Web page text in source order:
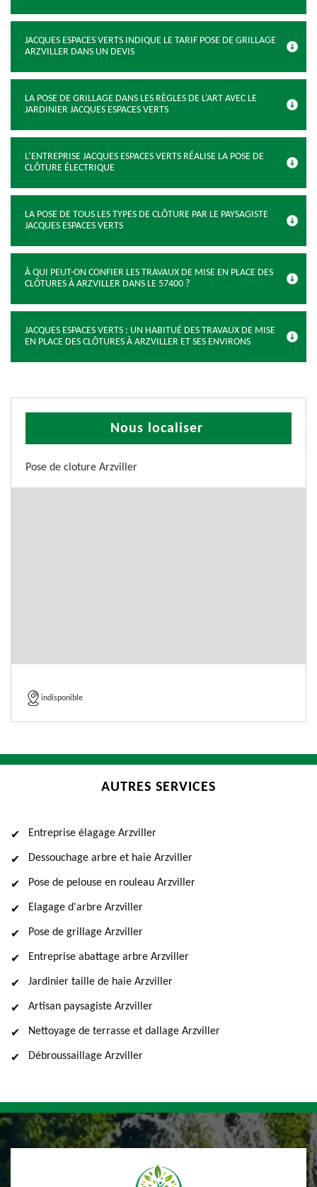
JACQUES ESPACES VERTS INDIQUE LE TARIF POSE DE GRILLAGE
ARZVILLER DANS UN DEVIS
LA POSE DE GRILLAGE DANS LES RÈGLES DE L’ART AVEC LE
JARDINIER JACQUES ESPACES VERTS
L’ENTREPRISE JACQUES ESPACES VERTS RÉALISE LA POSE DE
CLÔTURE ÉLECTRIQUE
LA POSE DE TOUS LES TYPES DE CLÔTURE PAR LE PAYSAGISTE
JACQUES ESPACES VERTS
À QUI PEUT-ON CONFIER LES TRAVAUX DE MISE EN PLACE DES
CLÔTURES À ARZVILLER DANS LE 57400 ?
JACQUES ESPACES VERTS : UN HABITUÉ DES TRAVAUX DE MISE
EN PLACE DES CLÔTURES À ARZVILLER ET SES ENVIRONS
Nous localiser
Pose de cloture Arzviller
indisponible
AUTRES SERVICES
Entreprise élagage Arzviller
Dessouchage arbre et haie Arzviller
Pose de pelouse en rouleau Arzviller
Elagage d'arbre Arzviller
Pose de grillage Arzviller
Entreprise abattage arbre Arzviller
Jardinier taille de haie Arzviller
Artisan paysagiste Arzviller
Nettoyage de terrasse et dallage Arzviller
Débroussaillage Arzviller